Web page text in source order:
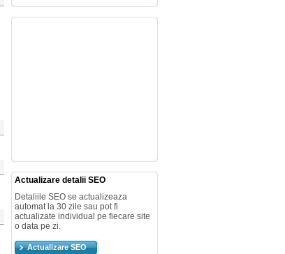
Actualizare detalii SEO
Detaliile SEO se actualizeaza
automat la 30 zile sau pot fi
actualizate individual pe fiecare site
o data pe zi.
Actualizare SEO